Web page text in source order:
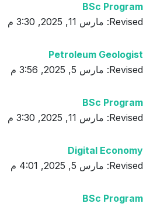
BSc Program
Revised: مارس 11, 2025, 3:30 م
Petroleum Geologist
Revised: مارس 5, 2025, 3:56 م
BSc Program
Revised: مارس 11, 2025, 3:30 م
Digital Economy
Revised: مارس 5, 2025, 4:01 م
BSc Program